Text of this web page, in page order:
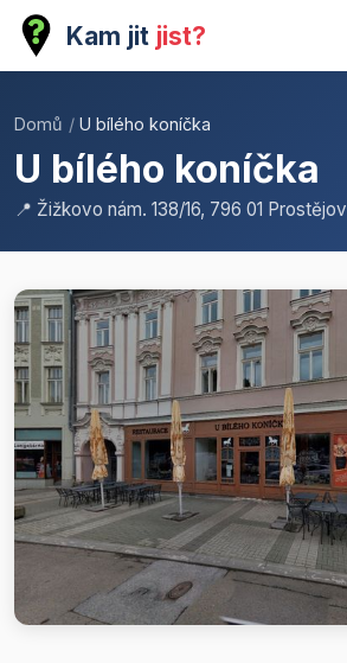
Kam jit jist?
Domů / U bílého koníčka
U bílého koníčka
📍 Žižkovo nám. 138/16, 796 01 Prostějov